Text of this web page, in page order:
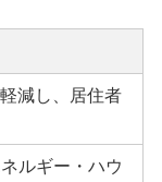
減し、居住者
ルギー・ハウ